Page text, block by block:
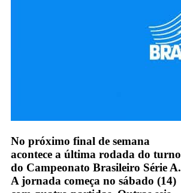
No próximo final de semana
acontece a última rodada do turno
do Campeonato Brasileiro Série A.
A jornada começa no sábado (14)